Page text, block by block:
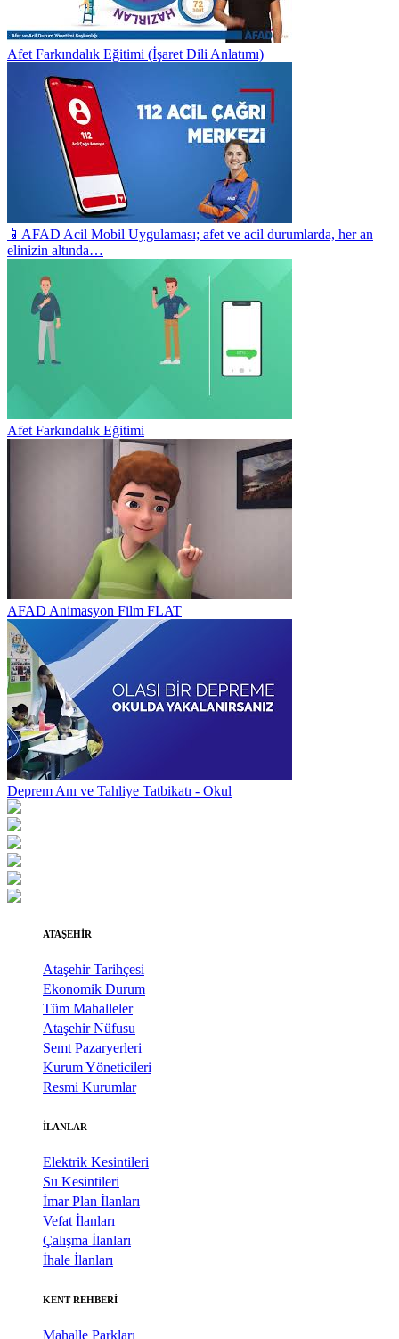
Afet Farkındalık Eğitimi (İşaret Dili Anlatımı)
📱AFAD Acil Mobil Uygulaması; afet ve acil durumlarda, her an
elinizin altında…
Afet Farkındalık Eğitimi
AFAD Animasyon Film FLAT
Deprem Anı ve Tahliye Tatbikatı - Okul
ATAŞEHİR
Ataşehir Tarihçesi
Ekonomik Durum
Tüm Mahalleler
Ataşehir Nüfusu
Semt Pazaryerleri
Kurum Yöneticileri
Resmi Kurumlar
İLANLAR
Elektrik Kesintileri
Su Kesintileri
İmar Plan İlanları
Vefat İlanları
Çalışma İlanları
İhale İlanları
KENT REHBERİ
Mahalle Parkları